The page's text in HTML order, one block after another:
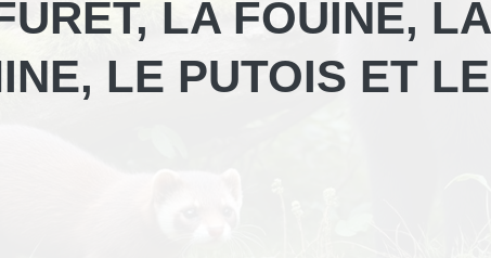
LA FOUINE, LA
LE PUTOIS ET LE